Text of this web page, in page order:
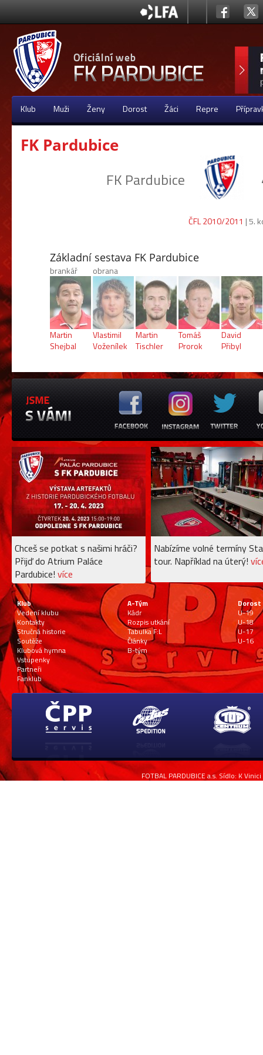
Klub Muži Ženy Dorost Žáci Repre
FK Pardubice
FK Pardubice
ČFL 2010/2011 | 5.
Základní sestava FK Pardubice
brankář
Martin
Shejbal
obrana
Vlastimil
Voženílek
Martin
Tischler
Tomáš
Prorok
David
Přibyl
Chceš se potkat s našimi hráči?
Přijď do Atrium Paláce
Pardubice! více
Nabízíme volné termíny
tour. Například na úterý!
Klub
Vedení klubu
Kontakty
Stručná historie
Soutěže
Klubová hymna
Vstupenky
Partneři
Fanklub
A-Tým
Kádr
Rozpis utkání
Tabulka F:L
Články
B-tým
Dorost
U-19
U-18
U-17
U-16
FOTBAL PARDUBICE a.s. Sídlo: K